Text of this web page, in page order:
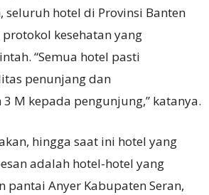
seluruh hotel di Provinsi Banten
kesehatan yang
“Semua hotel pasti
penunjang dan
M kepada pengunjung,” katanya.
hingga saat ini hotel yang
adalah hotel-hotel yang
pantai Anyer Kabupaten Seran,